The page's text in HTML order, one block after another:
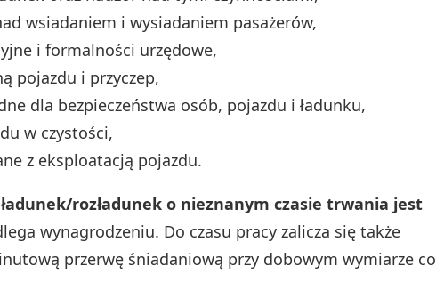
wsiadaniem i wysiadaniem pasażerów,
i formalności urzędowe,
pojazdu i przyczep,
dla bezpieczeństwa osób, pojazdu i ładunku,
w czystości,
z eksploatacją pojazdu.
rozładunek o nieznanym czasie trwania jest
wynagrodzeniu. Do czasu pracy zalicza się także
przerwę śniadaniową przy dobowym wymiarze co